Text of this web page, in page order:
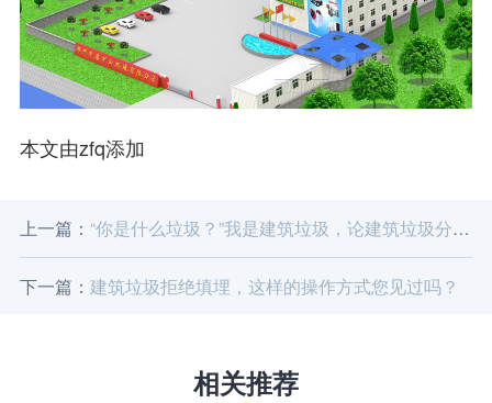
本文由zfq添加
上一篇： “你是什么垃圾？”我是建筑垃圾，论建筑垃圾分类方法
下一篇： 建筑垃圾拒绝填埋，这样的操作方式您见过吗？
相关推荐